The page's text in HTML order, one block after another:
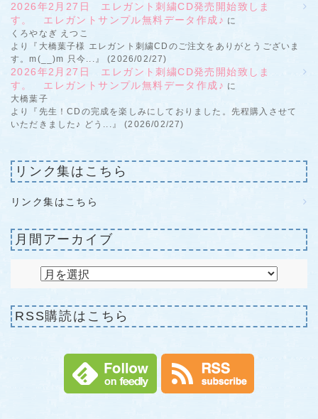
2026年2月27日 エレガント刺繍CD発売開始致しま
す。 エレガントサンプル無料データ作成♪ に
くろやなぎ えつこ
より『大橋葉子様 エレガント刺繍CDのご注文をありがとうございま
す。m(__)m 只今...』 (2026/02/27)
2026年2月27日 エレガント刺繍CD発売開始致しま
す。 エレガントサンプル無料データ作成♪ に
大橋葉子
より『先生！CDの完成を楽しみにしておりました。先程購入させて
いただきました♪ どう...』 (2026/02/27)
リンク集はこちら
リンク集はこちら
月間アーカイブ
RSS購読はこちら